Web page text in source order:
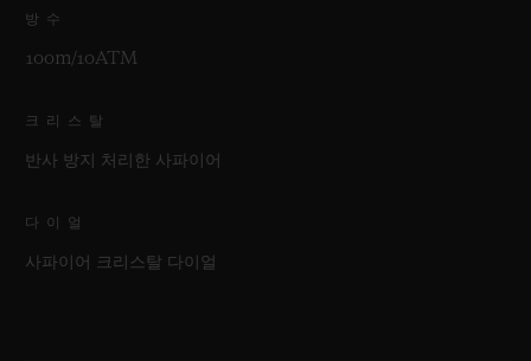
방수
100m/10ATM
크리스탈
반사 방지 처리한 사파이어
다이얼
사파이어 크리스탈 다이얼